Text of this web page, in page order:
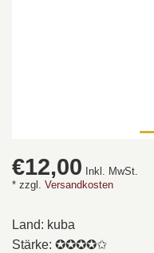
€12,00
Inkl. MwSt.
* zzgl. Versandkosten
Land: kuba
Stärke: ✪✪✪✪✩